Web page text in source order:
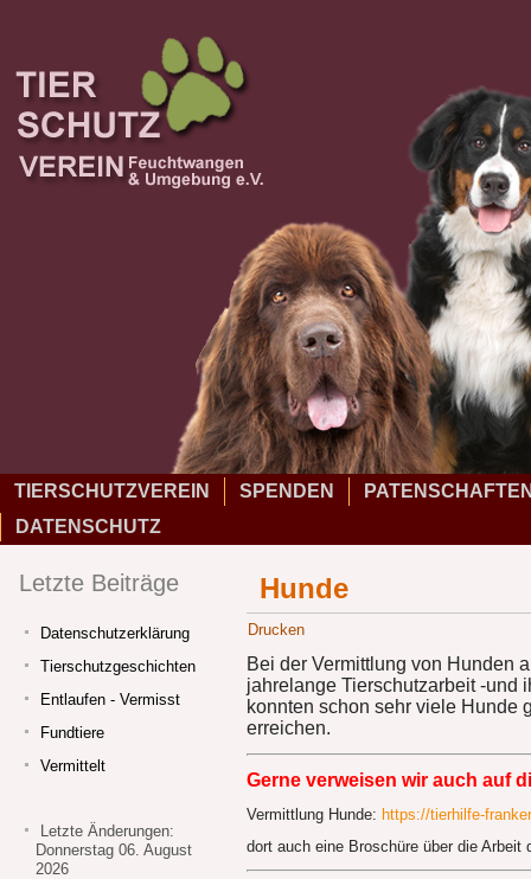
TIERSCHUTZVEREIN SPENDEN
DATENSCHUTZ
Letzte Beiträge
Datenschutzerklärung
Tierschutzgeschichten
Entlaufen - Vermisst
Fundtiere
Vermittelt
Letzte Änderungen:
Donnerstag 06. August
2026
Hunde
Drucken
Bei der Vermittlung von Hunden
jahrelange Tierschutzarbeit -und
konnten schon sehr viele Hunde
erreichen.
Gerne verweisen wir auch auf
Vermittlung Hunde: https://tierhilfe-
dort auch eine Broschüre über die Arbeit